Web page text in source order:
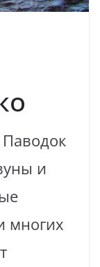
и
многих